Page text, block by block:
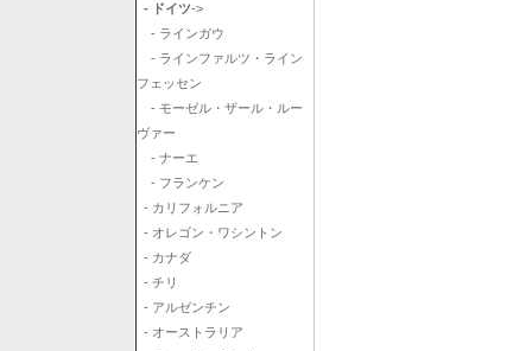
- ドイツ->
- ラインガウ
- ラインファルツ・ライン
フェッセン
- モーゼル・ザール・ルー
ヴァー
- ナーエ
- フランケン
- カリフォルニア
- オレゴン・ワシントン
- カナダ
- チリ
- アルゼンチン
- オーストラリア